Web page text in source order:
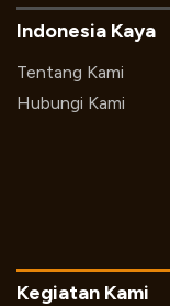
Indonesia Kaya
Tentang Kami
Hubungi Kami
Kegiatan Kami